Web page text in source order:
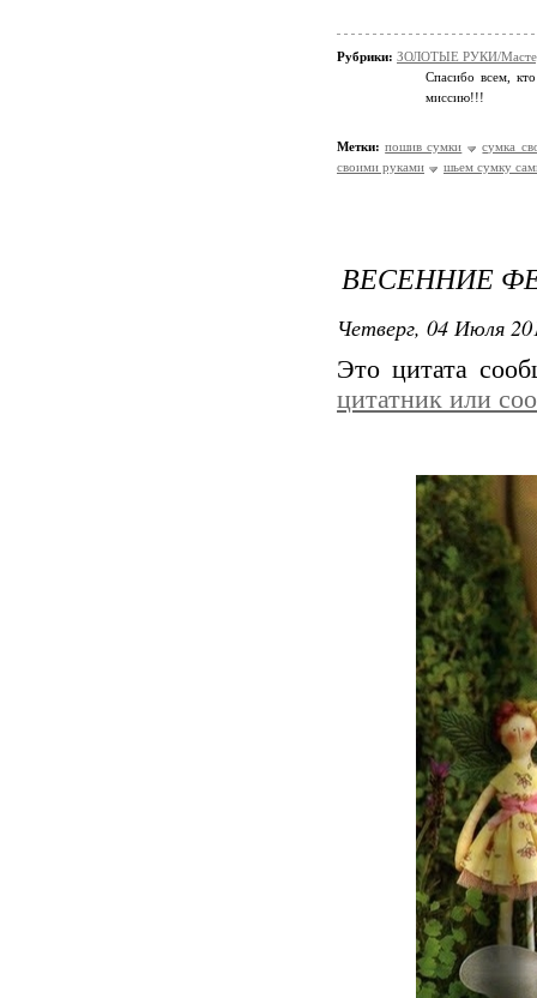
Рубрики: ЗОЛОТЫЕ РУКИ/
Спасибо всем,
миссию!!!
Метки: пошив сумки
сумка
своими руками
шьем сумку
ВЕСЕННИЕ
Четверг, 04 Июля
Это цитата
цитатник или